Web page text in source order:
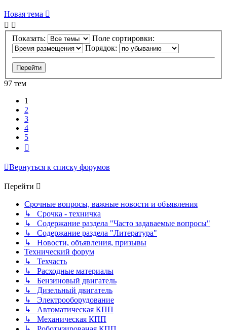
Новая тема
Показать:
Поле сортировки:
Порядок:
97 тем
1
2
3
4
5
Вернуться к списку форумов
Перейти
Срочные вопросы, важные новости и объявления
↳ Срочка - техничка
↳ Содержание раздела "Часто задаваемые вопросы"
↳ Содержание раздела "Литература"
↳ Новости, объявления, призывы
Технический форум
↳ Техчасть
↳ Расходные материалы
↳ Бензиновый двигатель
↳ Дизельный двигатель
↳ Электрооборудование
↳ Автоматическая КПП
↳ Механическая КПП